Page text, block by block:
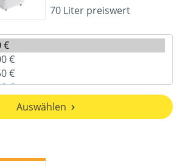
70 Liter preiswert
Auswählen